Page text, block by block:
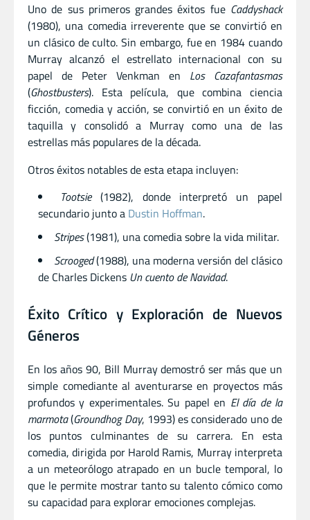
Uno de sus primeros grandes éxitos fue Caddyshack
(1980), una comedia irreverente que se convirtió en
un clásico de culto. Sin embargo, fue en 1984 cuando
Murray alcanzó el estrellato internacional con su
papel de Peter Venkman en Los Cazafantasmas
(Ghostbusters). Esta película, que combina ciencia
ficción, comedia y acción, se convirtió en un éxito de
taquilla y consolidó a Murray como una de las
estrellas más populares de la década.
Otros éxitos notables de esta etapa incluyen:
Tootsie(1982), donde interpretó un papel
secundario junto a Dustin Hoffman.
Stripes(1981), una comedia sobre la vida militar.
Scrooged(1988), una moderna versión del clásico
de Charles Dickens Un cuento de Navidad.
Éxito Crítico y Exploración de Nuevos
Géneros
En los años 90, Bill Murray demostró ser más que un
simple comediante al aventurarse en proyectos más
profundos y experimentales. Su papel en El día de la
marmota(Groundhog Day, 1993) es considerado uno de
los puntos culminantes de su carrera. En esta
comedia, dirigida por Harold Ramis, Murray interpreta
a un meteorólogo atrapado en un bucle temporal, lo
que le permite mostrar tanto su talento cómico como
su capacidad para explorar emociones complejas.